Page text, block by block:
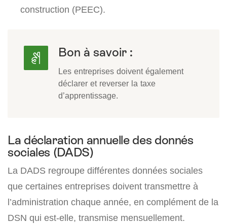
construction (PEEC).
Bon à savoir :
Les entreprises doivent également
déclarer et reverser la taxe
d’apprentissage.
La déclaration annuelle des donnés
sociales (DADS)
La DADS regroupe différentes données sociales
que certaines entreprises doivent transmettre à
l’administration chaque année, en complément de la
DSN qui est-elle, transmise mensuellement.